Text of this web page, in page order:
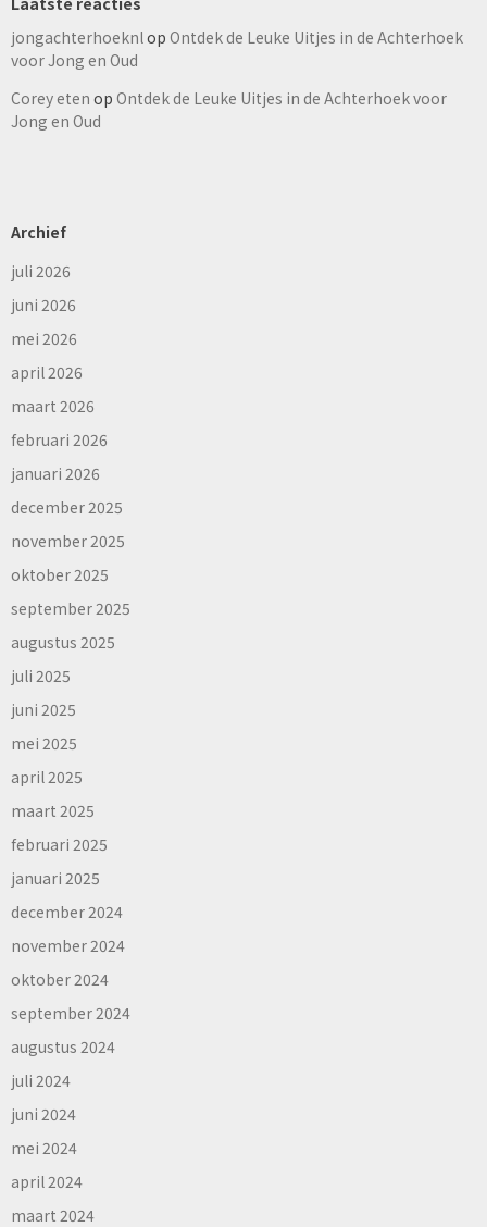
jongachterhoeknl op Ontdek de Leuke Uitjes in de Achterhoek
voor Jong en Oud
Corey eten op Ontdek de Leuke Uitjes in de Achterhoek voor
Jong en Oud
Archief
juli 2026
juni 2026
mei 2026
april 2026
maart 2026
februari 2026
januari 2026
december 2025
november 2025
oktober 2025
september 2025
augustus 2025
juli 2025
juni 2025
mei 2025
april 2025
maart 2025
februari 2025
januari 2025
december 2024
november 2024
oktober 2024
september 2024
augustus 2024
juli 2024
juni 2024
mei 2024
april 2024
maart 2024